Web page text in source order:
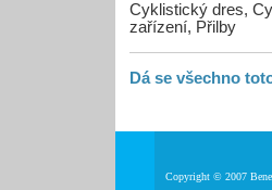
Cyklistický dres,
zařízení, Přilby
Dá se všechno
Copyright © 2007